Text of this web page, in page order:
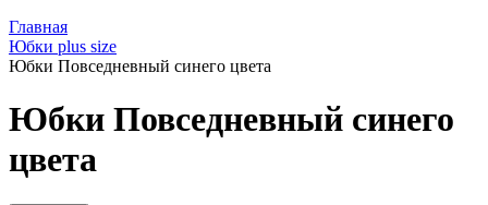
Главная
Юбки plus size
Юбки Повседневный синего цвета
Юбки Повседневный синего
цвета